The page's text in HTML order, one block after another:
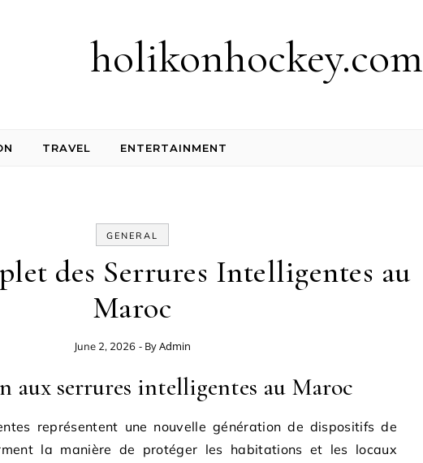
holikonhockey.com
TRAVEL ENTERTAINMENT
GENERAL
des Serrures Intelligentes au
Maroc
June 2, 2026 - ByAdmin
aux serrures intelligentes au Maroc
représentent une nouvelle génération de dispositifs de
la manière de protéger les habitations et les locaux